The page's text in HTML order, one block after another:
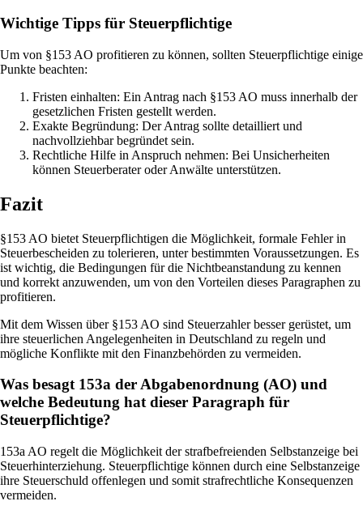
Wichtige Tipps für Steuerpflichtige
Um von §153 AO profitieren zu können, sollten Steuerpflichtige einige
Punkte beachten:
Fristen einhalten: Ein Antrag nach §153 AO muss innerhalb der
gesetzlichen Fristen gestellt werden.
Exakte Begründung: Der Antrag sollte detailliert und
nachvollziehbar begründet sein.
Rechtliche Hilfe in Anspruch nehmen: Bei Unsicherheiten
können Steuerberater oder Anwälte unterstützen.
Fazit
§153 AO bietet Steuerpflichtigen die Möglichkeit, formale Fehler in
Steuerbescheiden zu tolerieren, unter bestimmten Voraussetzungen. Es
ist wichtig, die Bedingungen für die Nichtbeanstandung zu kennen
und korrekt anzuwenden, um von den Vorteilen dieses Paragraphen zu
profitieren.
Mit dem Wissen über §153 AO sind Steuerzahler besser gerüstet, um
ihre steuerlichen Angelegenheiten in Deutschland zu regeln und
mögliche Konflikte mit den Finanzbehörden zu vermeiden.
Was besagt 153a der Abgabenordnung (AO) und
welche Bedeutung hat dieser Paragraph für
Steuerpflichtige?
153a AO regelt die Möglichkeit der strafbefreienden Selbstanzeige bei
Steuerhinterziehung. Steuerpflichtige können durch eine Selbstanzeige
ihre Steuerschuld offenlegen und somit strafrechtliche Konsequenzen
vermeiden.